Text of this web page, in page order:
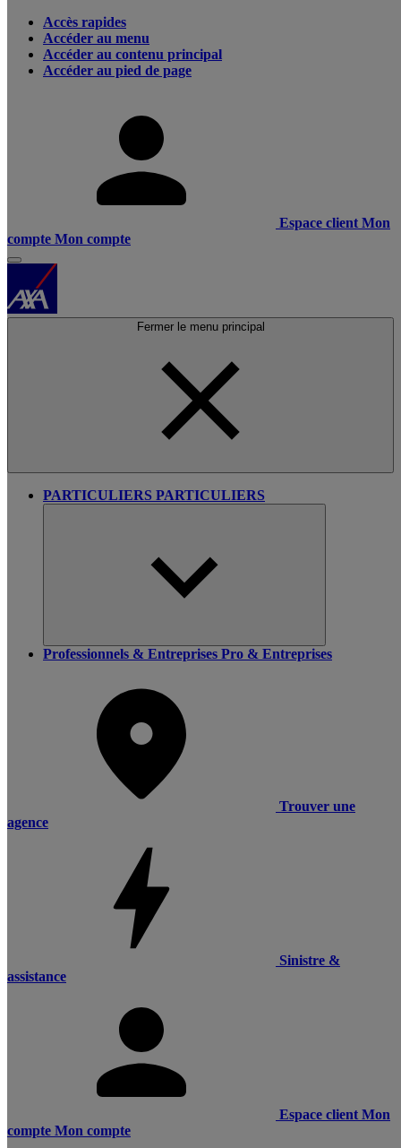
Accès rapides
Accéder au menu
Accéder au contenu principal
Accéder au pied de page
Espace client Mon
compte Mon compte
Fermer le menu principal
PARTICULIERS PARTICULIERS
Professionnels & Entreprises Pro & Entreprises
Trouver une
agence
Sinistre &
assistance
Espace client Mon
compte Mon compte